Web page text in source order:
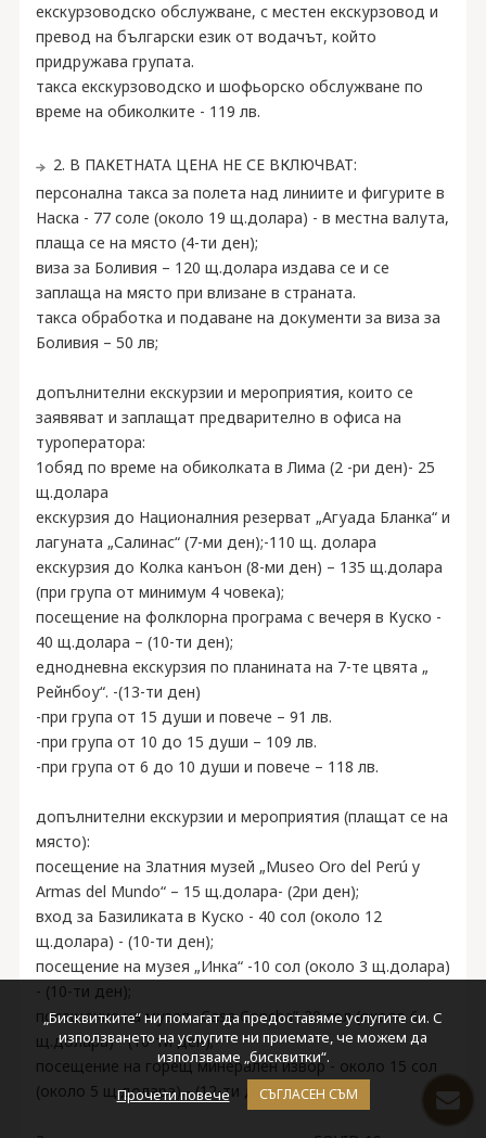
екскурзоводско обслужване, с местен екскурзовод и
превод на български език от водачът, който
придружава групата.
такса екскурзоводско и шофьорско обслужване по
време на обиколките - 119 лв.
2. В ПАКЕТНАТА ЦЕНА НЕ СЕ ВКЛЮЧВАТ:
персонална такса за полета над линиите и фигурите в
Наска - 77 соле (около 19 щ.долара) - в местна валута,
плаща се на място (4-ти ден);
виза за Боливия – 120 щ.долара издава се и се
заплаща на място при влизане в страната.
такса обработка и подаване на документи за виза за
Боливия – 50 лв;
допълнителни екскурзии и мероприятия, които се
заявяват и заплащат предварително в офиса на
туроператора:
1обяд по време на обиколката в Лима (2 -ри ден)- 25
щ.долара
екскурзия до Националния резерват „Агуада Бланка“ и
лагуната „Салинас“ (7-ми ден);-110 щ. долaра
екскурзия до Колка канъон (8-ми ден) – 135 щ.долара
(при група от минимум 4 човека);
посещение на фолклорна програма с вечеря в Куско -
40 щ.долара – (10-ти ден);
еднодневна екскурзия по планината на 7-те цвята „
Рейнбоу“. -(13-ти ден)
-при група от 15 души и повече – 91 лв.
-при група от 10 до 15 души – 109 лв.
-при група от 6 до 10 души и повече – 118 лв.
допълнителни екскурзии и мероприятия (плащат се на
място):
посещение на Златния музей „Museo Oro del Perú y
Armas del Mundo“ – 15 щ.долара- (2ри ден);
вход за Базиликата в Куско - 40 сол (около 12
щ.долара) - (10-ти ден);
посещение на музея „Инка“ -10 сол (около 3 щ.долара)
- (10-ти ден);
посещение на музея „Casa Concha”-20 сол (около 6
щ.долара) - (10-ти ден);
посещение на горещ минерален извор - около 15 сол
(около 5 щ.долара) - (12-ти ден);
„Бисквитките“ ни помагат да предоставяме услугите си. С
използването на услугите ни приемате, че можем да
използваме „бисквитки“.
Прочети повече
СЪГЛАСЕН СЪМ